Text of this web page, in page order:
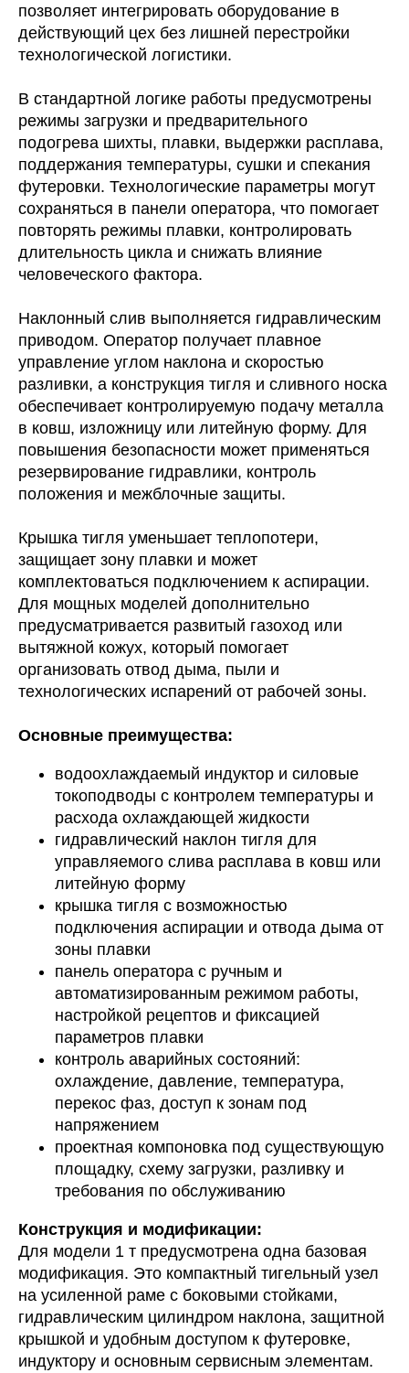
позволяет интегрировать оборудование в
действующий цех без лишней перестройки
технологической логистики.
В стандартной логике работы предусмотрены
режимы загрузки и предварительного
подогрева шихты, плавки, выдержки расплава,
поддержания температуры, сушки и спекания
футеровки. Технологические параметры могут
сохраняться в панели оператора, что помогает
повторять режимы плавки, контролировать
длительность цикла и снижать влияние
человеческого фактора.
Наклонный слив выполняется гидравлическим
приводом. Оператор получает плавное
управление углом наклона и скоростью
разливки, а конструкция тигля и сливного носка
обеспечивает контролируемую подачу металла
в ковш, изложницу или литейную форму. Для
повышения безопасности может применяться
резервирование гидравлики, контроль
положения и межблочные защиты.
Крышка тигля уменьшает теплопотери,
защищает зону плавки и может
комплектоваться подключением к аспирации.
Для мощных моделей дополнительно
предусматривается развитый газоход или
вытяжной кожух, который помогает
организовать отвод дыма, пыли и
технологических испарений от рабочей зоны.
Основные преимущества:
водоохлаждаемый индуктор и силовые
токоподводы с контролем температуры и
расхода охлаждающей жидкости
гидравлический наклон тигля для
управляемого слива расплава в ковш или
литейную форму
крышка тигля с возможностью
подключения аспирации и отвода дыма от
зоны плавки
панель оператора с ручным и
автоматизированным режимом работы,
настройкой рецептов и фиксацией
параметров плавки
контроль аварийных состояний:
охлаждение, давление, температура,
перекос фаз, доступ к зонам под
напряжением
проектная компоновка под существующую
площадку, схему загрузки, разливку и
требования по обслуживанию
Конструкция и модификации:
Для модели 1 т предусмотрена одна базовая
модификация. Это компактный тигельный узел
на усиленной раме с боковыми стойками,
гидравлическим цилиндром наклона, защитной
крышкой и удобным доступом к футеровке,
индуктору и основным сервисным элементам.